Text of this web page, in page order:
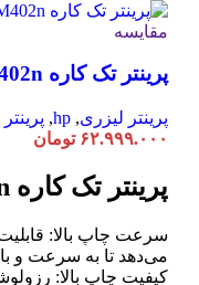
مقایسه
پرینتر تک کاره M402n
پرینتر لیزری,
hp
, پرینتر
۶۲.۹۹۹.۰۰۰ تومان
پرینتر تک کاره M402n
می‌دهد تا به سرعت و با